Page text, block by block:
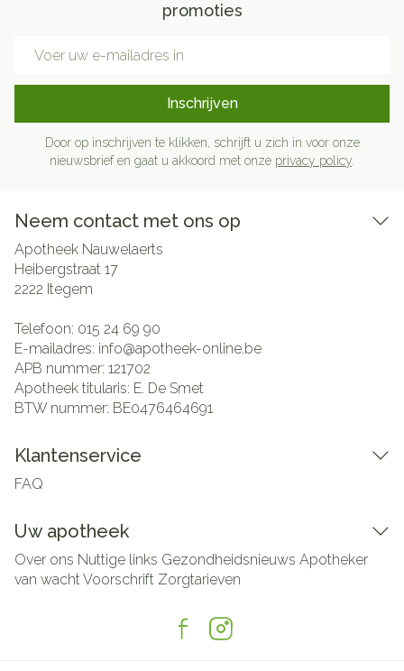
promoties
Inschrijven
Door op inschrijven te klikken, schrijft u zich in voor onze
nieuwsbrief en gaat u akkoord met onze privacy policy
Neem contact met ons op
Apotheek Nauwelaerts
Heibergstraat 17
2222 Itegem
Telefoon: 015 24 69 90
E-mailadres: info@apotheek-online.be
APB nummer: 121702
Apotheek titularis: E. De Smet
BTW nummer: BE0476464691
Klantenservice
FAQ
Uw apotheek
Over ons Nuttige links Gezondheidsnieuws Apotheker
van wachtVoorschrift Zorgtarieven